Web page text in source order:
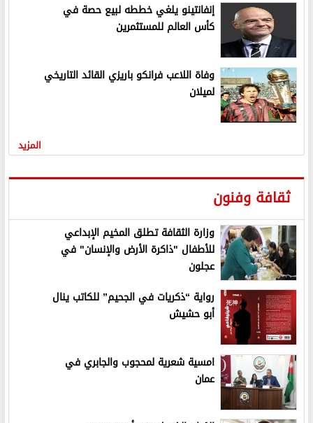
إنفانتينو يلغي خططه لبيع حصة في
كأس العالم للمستثمرين
وفاة اللاعب فرانكو باريزي القائد التاريخي
لميلان
المزيد
ثقافة وفنون
وزارة الثقافة تطلق المخيم الإبداعي
للأطفال "ذاكرة الأرض والإنسان" في
عجلون
رواية “ذكريات في الجحيم” للكاتب ينال
أبو حشيش
امسية شعرية لمحجوب والجابري في
عمان